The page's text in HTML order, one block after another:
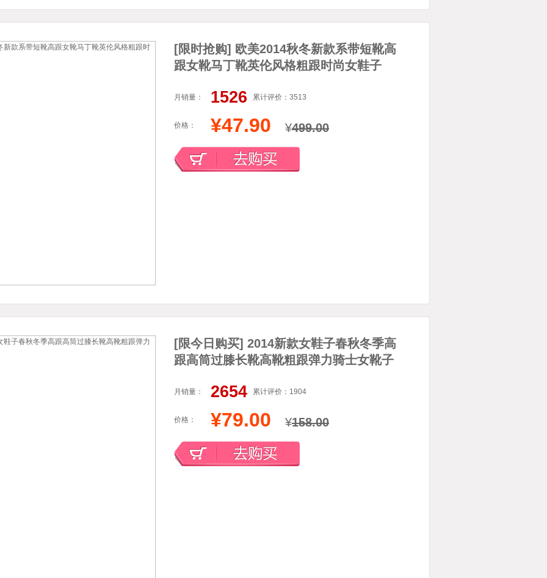
[限时抢购] 欧美2014秋冬新款系带短靴高
跟女靴马丁靴英伦风格粗跟时尚女鞋子
月销量： 1526 累计评价： 3513
价格： ¥47.90 ¥499.00
[限今日购买] 2014新款女鞋子春秋冬季高
跟高筒过膝长靴高靴粗跟弹力骑士女靴子
月销量： 2654 累计评价： 1904
价格： ¥79.00 ¥158.00